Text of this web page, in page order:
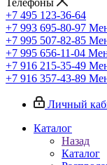
Телефоны
+7 495 123-36-64
+7 993 695-80-97
+7 995 507-82-85
+7 995 656-11-04
+7 916 215-35-49
+7 916 357-43-89
Личный
Каталог
Назад
Каталог